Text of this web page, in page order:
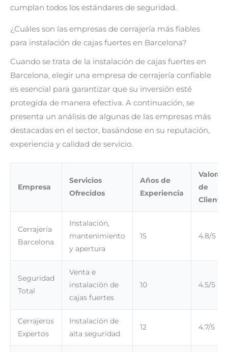
cumplan todos los estándares de seguridad.
¿Cuáles son las empresas de cerrajería más fiables
para instalación de cajas fuertes en Barcelona?
Cuando se trata de la instalación de cajas fuertes en
Barcelona, elegir una empresa de cerrajería confiable
es esencial para garantizar que su inversión esté
protegida de manera efectiva. A continuación, se
presenta un análisis de algunas de las empresas más
destacadas en el sector, basándose en su reputación,
experiencia y calidad de servicio.
Empresa
Servicios
Ofrecidos
Años de
Experiencia
de
Clientes
Cerrajería
Barcelona
Instalación,
mantenimiento
y apertura
15 4.8/5
Seguridad
Total
Venta e
instalación de
cajas fuertes
10 4.5/5
Cerrajeros
Expertos
Instalación de
alta seguridad
12 4.7/5